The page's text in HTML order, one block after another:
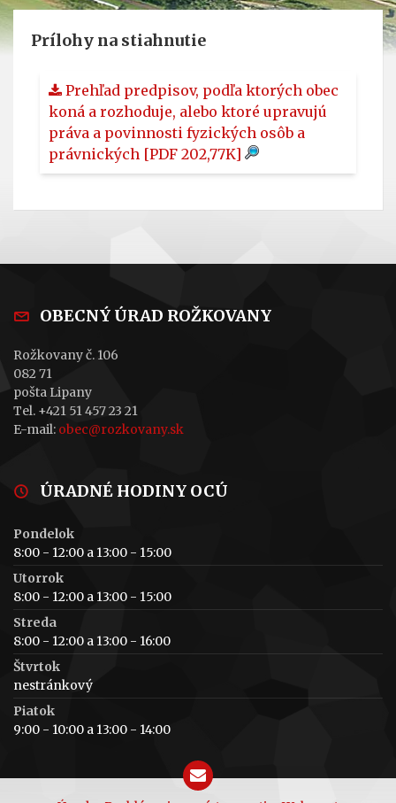
Prílohy na stiahnutie
Prehľad predpisov, podľa ktorých obec
koná a rozhoduje, alebo ktoré upravujú
práva a povinnosti fyzických osôb a
právnických [PDF 202,77K]
OBECNÝ ÚRAD ROŽKOVANY
Rožkovany č. 106
082 71
pošta Lipany
Tel. +421 51 457 23 21
E-mail: obec@rozkovany.sk
ÚRADNÉ HODINY OCÚ
Pondelok
8:00 - 12:00 a 13:00 - 15:00
Utorrok
8:00 - 12:00 a 13:00 - 15:00
Streda
8:00 - 12:00 a 13:00 - 16:00
Štvrtok
nestránkový
Piatok
9:00 - 10:00 a 13:00 - 14:00